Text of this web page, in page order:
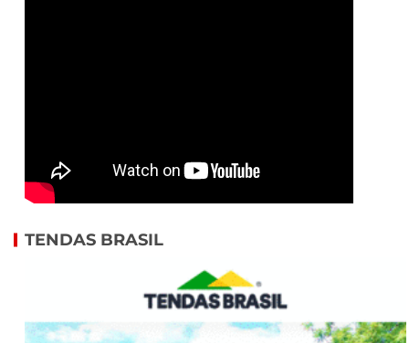
TENDAS BRASIL